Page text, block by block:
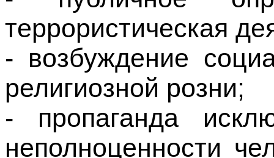
религиозной розни;
- пропаганда
неполноценности
расовой,
принадлежности или